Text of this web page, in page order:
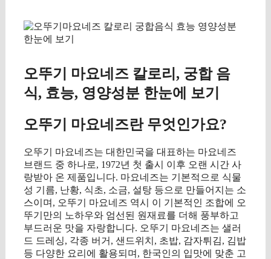
오뚜기 마요네즈 칼로리, 궁합 음
식, 효능, 영양성분 한눈에 보기
오뚜기 마요네즈란 무엇인가요?
오뚜기 마요네즈는 대한민국을 대표하는 마요네즈
브랜드 중 하나로, 1972년 첫 출시 이후 오랜 시간 사
랑받아 온 제품입니다. 마요네즈는 기본적으로 식물
성 기름, 난황, 식초, 소금, 설탕 등으로 만들어지는 소
스이며, 오뚜기 마요네즈 역시 이 기본적인 조합에 오
뚜기만의 노하우와 엄선된 원재료를 더해 풍부하고
부드러운 맛을 자랑합니다. 오뚜기 마요네즈는 샐러
드 드레싱, 각종 버거, 샌드위치, 초밥, 감자튀김, 김밥
등 다양한 요리에 활용되며, 한국인의 입맛에 맞춘 고